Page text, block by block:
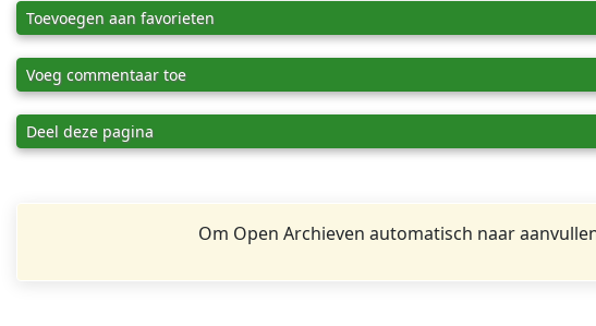
Toevoegen aan favorieten
Voeg commentaar toe
Deel deze pagina
Om Open Archieven automatisch naar